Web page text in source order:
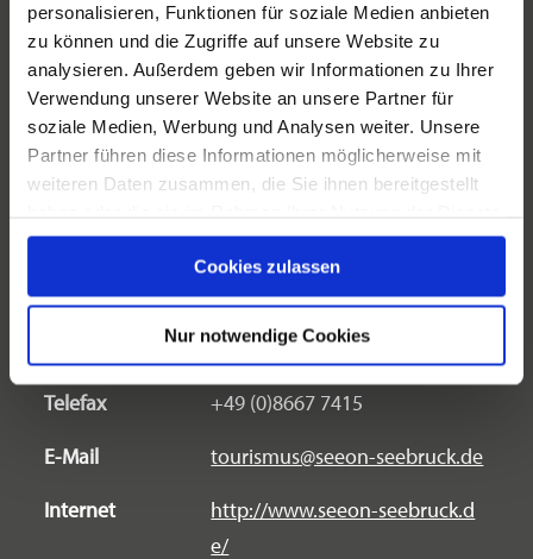
personalisieren, Funktionen für soziale Medien anbieten
zu können und die Zugriffe auf unsere Website zu
analysieren. Außerdem geben wir Informationen zu Ihrer
Verwendung unserer Website an unsere Partner für
soziale Medien, Werbung und Analysen weiter. Unsere
Partner führen diese Informationen möglicherweise mit
weiteren Daten zusammen, die Sie ihnen bereitgestellt
gesammelt haben.
Cookies zulassen
Nur notwendige Cookies
Termine 2026:
Montags, am 22.06., 27.07., 24.08. und
21.09.2026
Uhrzeit:
15:00 Uhr
Kosten:
- Erwachsene mit Gästekarte: 7 €
- Erwachsene ohne Gästekarte: 9 €
- Kinder von 8 – 14 Jahren mit Gästekarte: 3 €
Adresse
Eingang Klosterladen Seeon
Klosterweg 15
83358 Seeon
Veranstalter
Römerstraße 10
83358 Seebruck
+49 8667 7139
Telefax
+49 (0)8667 7415
E-Mail
tourismus@seeon-seebruck.de
Internet
http://www.seeon-seebruck.d
e/